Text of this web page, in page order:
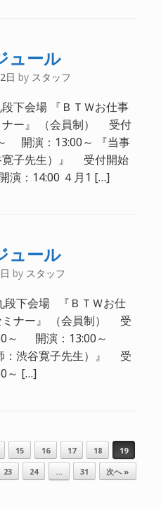
ュール
日 by スタッフ
下会場 『ＢＴＷお仕事
ナー』 （会員制） 受付
開演：13:00～ 『当事
寛子先生）』 受付開始
演：14:00 ４月1 […]
ュール
by スタッフ
段下会場 『ＢＴＷお仕
ミナー』 （会員制） 受
～ 開演：13:00～
：渋谷寛子先生）』 受
～ […]
15 16 17 18
19
23 24 … 31 次へ »